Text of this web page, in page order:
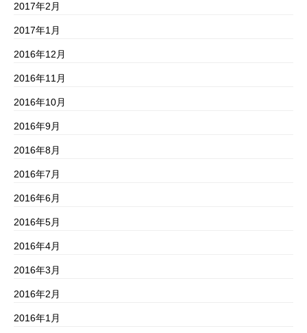
2017年2月
2017年1月
2016年12月
2016年11月
2016年10月
2016年9月
2016年8月
2016年7月
2016年6月
2016年5月
2016年4月
2016年3月
2016年2月
2016年1月